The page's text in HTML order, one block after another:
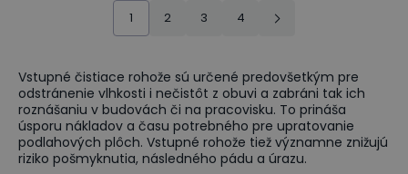
1 2 3 4
Vstupné čistiace rohože sú určené predovšetkým pre
odstránenie vlhkosti i nečistôt z obuvi a zabráni tak ich
roznášaniu v budovách či na pracovisku. To prináša
úsporu nákladov a času potrebného pre upratovanie
podlahových plôch. Vstupné rohože tiež významne znižujú
riziko pošmyknutia, následného pádu a úrazu.